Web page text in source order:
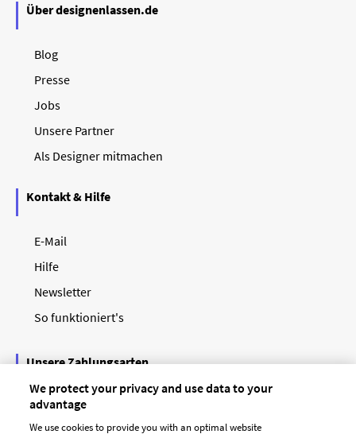
Über designenlassen.de
Blog
Presse
Jobs
Unsere Partner
Als Designer mitmachen
Kontakt & Hilfe
E-Mail
Hilfe
Newsletter
So funktioniert's
Unsere Zahlungsarten
We protect your privacy and use data to your
advantage
We use cookies to provide you with an optimal website